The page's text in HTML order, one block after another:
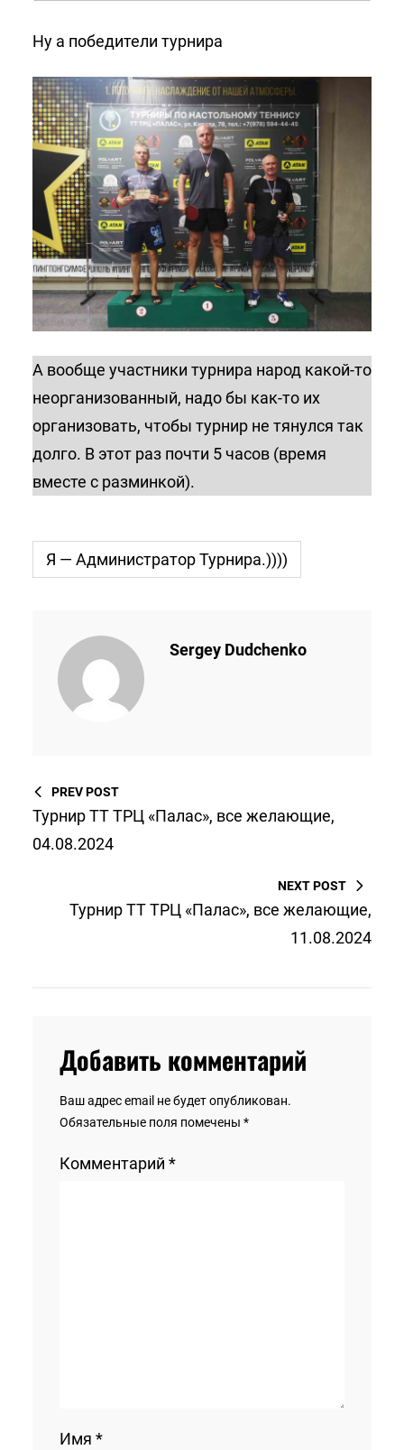
Ну а победители турнира
А вообще участники турнира народ какой-то
неорганизованный, надо бы как-то их
организовать, чтобы турнир не тянулся так
долго. В этот раз почти 5 часов (время
вместе с разминкой).
Я — Администратор Турнира.))))
Sergey Dudchenko
PREV POST
Турнир ТТ ТРЦ «Палас», все желающие,
04.08.2024
NEXT POST
Турнир ТТ ТРЦ «Палас», все желающие,
11.08.2024
Добавить комментарий
Ваш адрес email не будет опубликован.
Обязательные поля помечены *
Комментарий *
Имя *